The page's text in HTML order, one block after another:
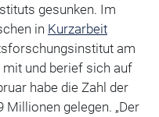
gesunken. Im
in Kurzarbeit
am
und berief sich auf
habe die Zahl der
Millionen gelegen. „Der